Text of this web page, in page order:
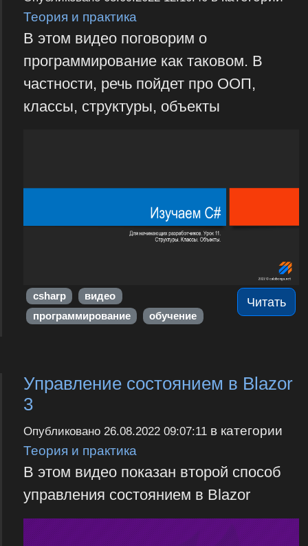
Теория и практика
В этом видео поговорим о
программирование как таковом. В
частности, речь пойдет про ООП,
классы, структуры, объекты
Читать
csharp
видео
программирование
обучение
Управление состоянием в Blazor
3
Опубликовано 26.08.2022 09:07:11в категории
Теория и практика
В этом видео показан второй способ
управления состоянием в Blazor